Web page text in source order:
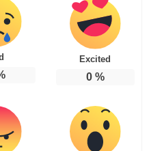
Excited
0%